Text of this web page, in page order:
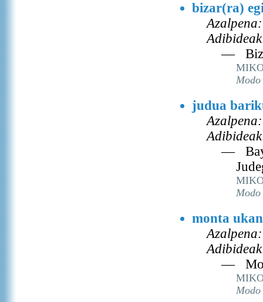
bizar(ra)
Azalpena:
—
Modo
judua
Azalpena:
—
Modo
monta ukan
Azalpena:
—
Modo